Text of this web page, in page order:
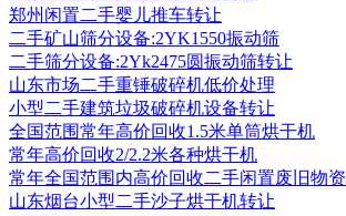
郑州闲置二手婴儿推车转让
二手矿山筛分设备:2YK1550振动筛
二手筛分设备:2Yk2475圆振动筛转让
山东市场二手重锤破碎机低价处理
小型二手建筑垃圾破碎机设备转让
全国范围常年高价回收1.5米单筒烘干机
常年高价回收2/2.2米各种烘干机
常年全国范围内高价回收二手闲置废旧物资
山东烟台小型二手沙子烘干机转让